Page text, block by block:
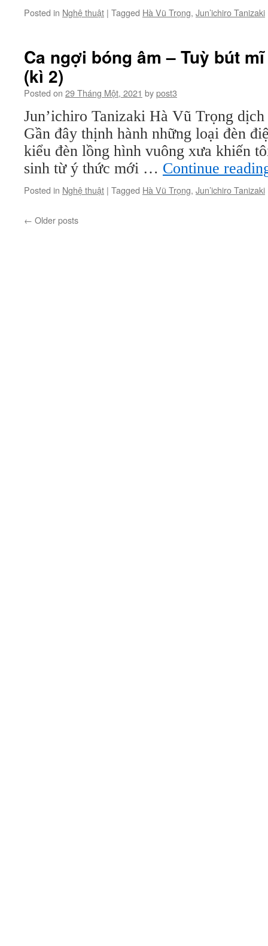
Posted in Nghệ thuật | Tagged Hà Vũ Trọng, Jun’ichiro Tanizaki
Ca ngợi bóng âm – Tuỳ bút
(kì 2)
Posted on 29 Tháng Một, 2021 bypost3
Jun’ichiro Tanizaki Hà Vũ Trọng
Gần đây thịnh hành những loại đèn
kiểu đèn lồng hình vuông xưa khiến
sinh từ ý thức mới … Continue
Posted in Nghệ thuật | Tagged Hà Vũ Trọng, Jun’ichiro Tanizaki
← Older posts